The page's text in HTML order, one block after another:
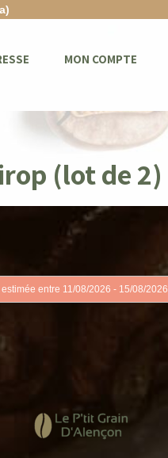
MON COMPTE
(lot de 2)
entre 11/08/2026 - 15/08/2026